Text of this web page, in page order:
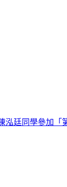
泓廷同學參加「